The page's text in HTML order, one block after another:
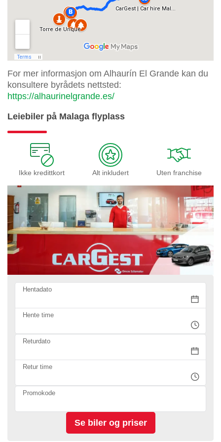
For mer informasjon om Alhaurín El Grande kan du
konsultere byrådets nettsted:
https://alhaurinelgrande.es/
Leiebiler på Malaga flyplass
Ikke kredittkort Alt inkludert Uten franchise
Hentadato
Hente time
Returdato
Retur time
Promokode